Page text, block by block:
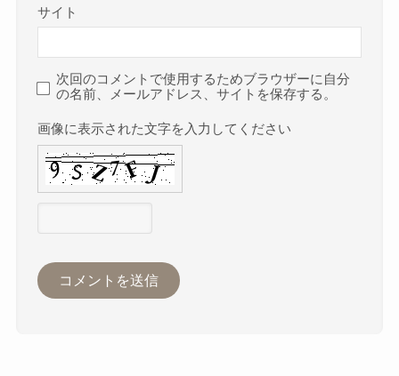
サイト
次回のコメントで使用するためブラウザーに自分
の名前、メールアドレス、サイトを保存する。
画像に表示された文字を入力してください